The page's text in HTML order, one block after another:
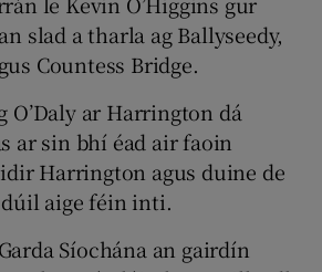
slad a tharla ag Ballyseedy,
Countess Bridge.
O’Daly ar Harrington dá
ar sin bhí éad air faoin
Harrington agus duine de
aige féin inti.
Síochána an gairdín